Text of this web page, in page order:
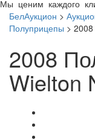
Мы ценим каждого
БелАукцион >
Полуприцепы >
2008
Wielton